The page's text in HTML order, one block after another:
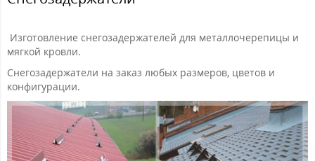
Изготовление снегозадержателей для металлочерепицы и
мягкой кровли.
Снегозадержатели на заказ любых размеров, цветов и
конфигурации.